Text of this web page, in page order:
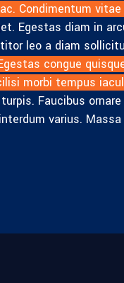
Condimentum
Egestas diam in
leo a diam
congue
morbi tempus
Faucibus
varius.